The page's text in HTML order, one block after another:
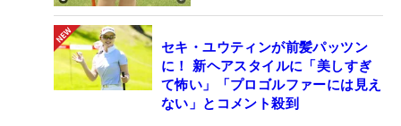
セキ・ユウティンが前髪パッツン
に！ 新ヘアスタイルに「美しすぎ
て怖い」「プロゴルファーには見え
ない」とコメント殺到